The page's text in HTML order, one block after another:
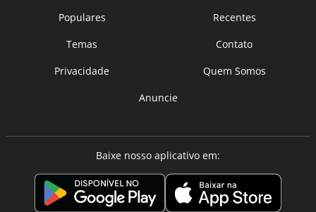
Populares
Recentes
Temas
Contato
Privacidade
Quem Somos
Anuncie
Baixe nosso aplicativo em: